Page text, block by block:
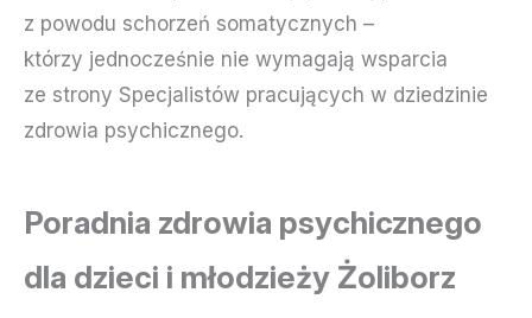
z powodu schorzeń somatycznych –
którzy jednocześnie nie wymagają wsparcia
ze strony Specjalistów pracujących w dziedzinie
zdrowia psychicznego.
Poradnia zdrowia psychicznego
dla dzieci i młodzieży Żoliborz